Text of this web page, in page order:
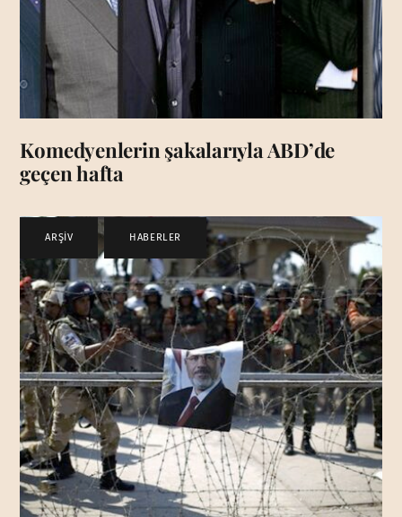
Komedyenlerin şakalarıyla ABD’de
geçen hafta
ARŞİV , HABERLER